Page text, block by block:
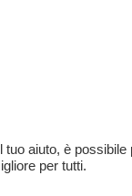
aiuto, è possibile
per tutti.